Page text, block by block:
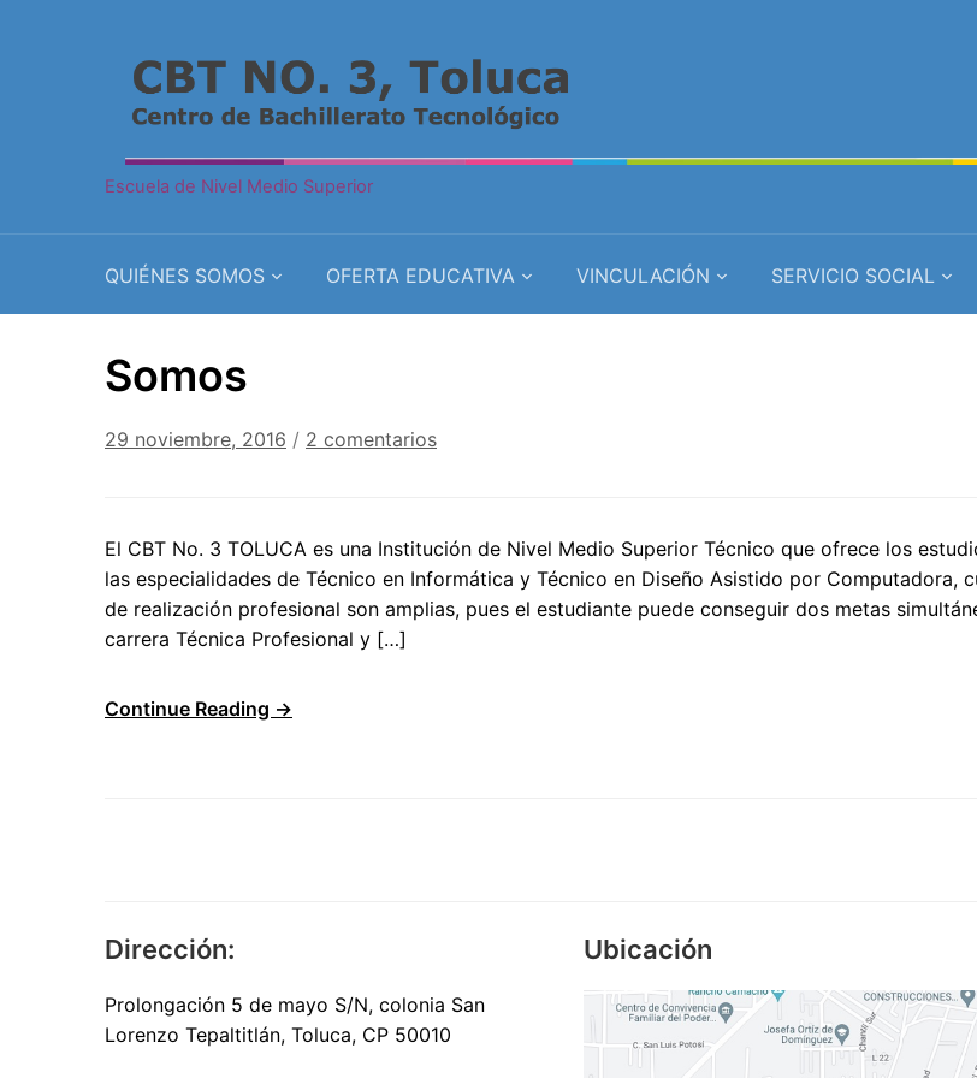
Escuela de Nivel Medio Superior
QUIÉNES SOMOS OFERTA EDUCATIVA VINCULACIÓN SERVICIO SOCIAL
Somos
29 noviembre, 2016 / 2 comentariosen
El CBT No. 3 TOLUCA es una Institución de Nivel Medio Superior Técnico que ofrece los
las especialidades de Técnico en Informática y Técnico en Diseño Asistido por Computadora,
de realización profesional son amplias, pues el estudiante puede conseguir dos metas
carrera Técnica Profesional y […]
Continue Reading →
Dirección:
Prolongación 5 de mayo S/N, colonia San
Lorenzo Tepaltitlán, Toluca, CP 50010
Ubicación